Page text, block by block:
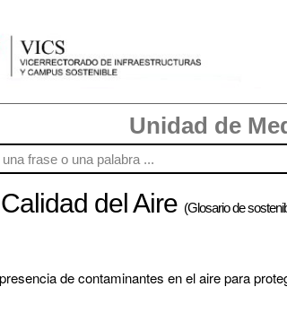
Unidad de
del Aire (Glosario de
de contaminantes en el aire para